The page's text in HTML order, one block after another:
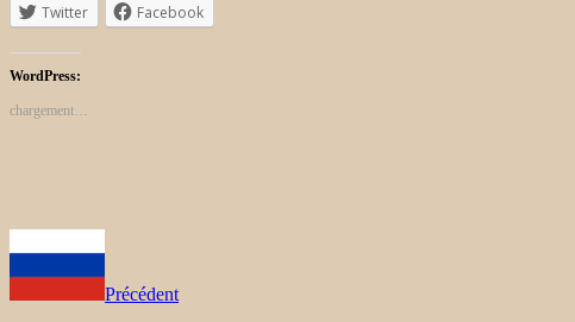
Twitter Facebook
WordPress:
chargement…
Précédent